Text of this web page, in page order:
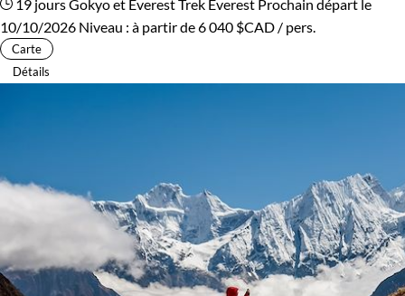
Guide de voyage Népal
19 joursGokyo et EverestTrek Everest Prochain départ le
10/10/2026 Niveau : à partir de6 040 $CAD / pers.
Carte
Détails